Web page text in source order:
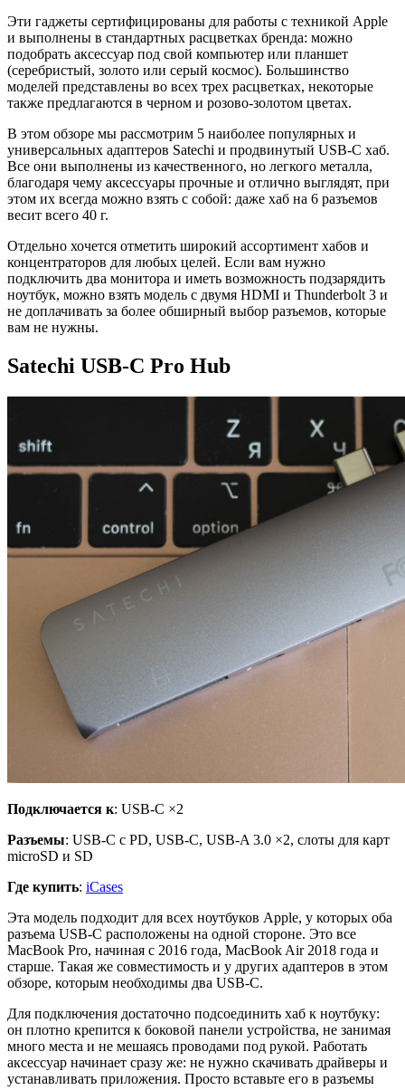
Эти гаджеты сертифицированы для работы с техникой Apple
и выполнены в стандартных расцветках бренда: можно
подобрать аксессуар под свой компьютер или планшет
(серебристый, золото или серый космос). Большинство
моделей представлены во всех трех расцветках, некоторые
также предлагаются в черном и розово-золотом цветах.
В этом обзоре мы рассмотрим 5 наиболее популярных и
универсальных адаптеров Satechi и продвинутый USB-C хаб.
Все они выполнены из качественного, но легкого металла,
благодаря чему аксессуары прочные и отлично выглядят, при
этом их всегда можно взять с собой: даже хаб на 6 разъемов
весит всего 40 г.
Отдельно хочется отметить широкий ассортимент хабов и
концентраторов для любых целей. Если вам нужно
подключить два монитора и иметь возможность подзарядить
ноутбук, можно взять модель с двумя HDMI и Thunderbolt 3 и
не доплачивать за более обширный выбор разъемов, которые
вам не нужны.
Satechi USB-C Pro Hub
Подключается к: USB-C ×2
Разъемы: USB-C с PD, USB-C, USB-A 3.0 ×2, слоты для карт
microSD и SD
Где купить: iCases
Эта модель подходит для всех ноутбуков Apple, у которых оба
разъема USB-C расположены на одной стороне. Это все
MacBook Pro, начиная с 2016 года, MacBook Air 2018 года и
старше. Такая же совместимость и у других адаптеров в этом
обзоре, которым необходимы два USB-C.
Для подключения достаточно подсоединить хаб к ноутбуку:
он плотно крепится к боковой панели устройства, не занимая
много места и не мешаясь проводами под рукой. Работать
аксессуар начинает сразу же: не нужно скачивать драйверы и
устанавливать приложения. Просто вставьте его в разъемы